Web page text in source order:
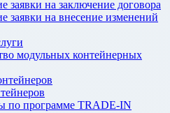
заявки на заключение договора
заявки на внесение изменений
модульных контейнерных
по программе TRADE-IN